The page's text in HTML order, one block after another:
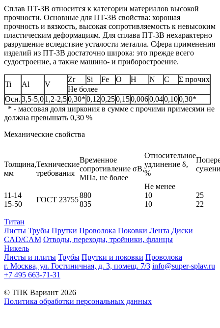
Сплав ПT‑3B относится к категории материалов высокой
прочности. Основные для ПT‑3B свойства: хорошая
прочность и вязкость, высокая сопротивляемость к невысоким
пластическим деформациям. Для сплава ПT‑3B нехарактерно
разрушение вследствие усталости металла. Сфера применения
изделий из ПT‑3B достаточно широка: это прежде всего
судостроение, а также машино- и приборостроение.
Ti Al V
Zr Si Fe O H N C
Σ прочих
Не более
Осн.3,5-5,01,2-2,50,30*0,120,250,150,0060,040,100,30*
* - массовая доля циркония в сумме с прочими примесями не
должна превышать 0,30 %
Механические свойства
Толщина,
мм
Технические
требования
Временное
сопротивление σB,
МПа, не более
Относительное
удлинение δ,
%
Не менее
11-14
ГОСТ 23755
880 10
25
15-50
835 10 22
Титан
Листы Трубы Прутки Проволока Поковки Лента Диски
CAD/CAM Отводы, переходы, тройники, фланцы
Никель
Листы и плиты Трубы Прутки и поковки Проволока
г. Москва, ул. Гостиничная, д. 3, помещ. 7/3 info@super-splav.ru
+7 495 663-71-31
© ТПК Вариант 2026
Политика обработки персональных данных